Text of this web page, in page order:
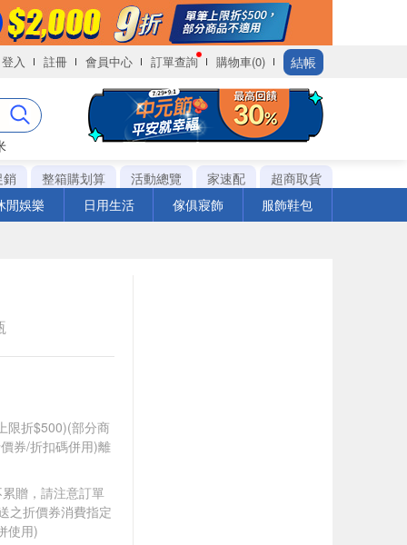
登入 註冊 會員中心 訂單查詢 購物車(0) 結帳
銷 整箱購划算 活動總覽 家速配
超商取貨
閒娛樂 日用生活 傢俱寢飾 服飾鞋包
限折$500)(部分商
券/折扣碼併用)離
贈，請注意訂單
之折價券消費指定
使用)